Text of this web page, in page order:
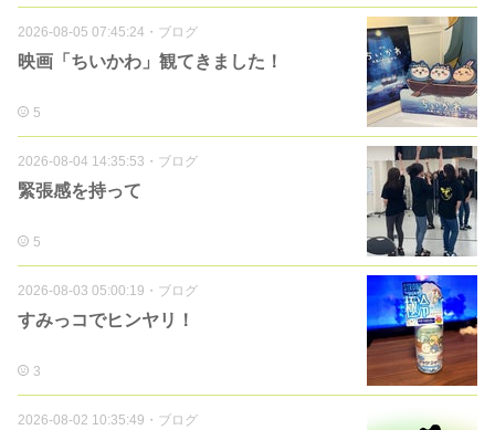
2026-08-05 07:45:24 ・ ブログ
映画「ちいかわ」観てきました！
5
2026-08-04 14:35:53 ・ ブログ
緊張感を持って
5
2026-08-03 05:00:19 ・ ブログ
すみっコでヒンヤリ！
3
2026-08-02 10:35:49 ・ ブログ